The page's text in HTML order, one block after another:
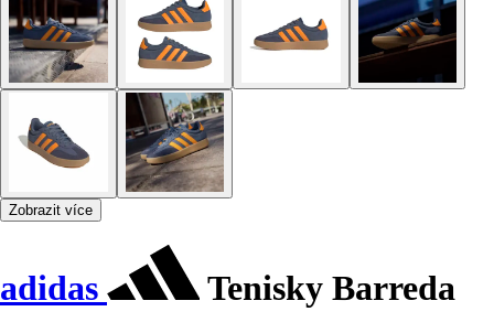
Zobrazit více
adidas Tenisky Barreda